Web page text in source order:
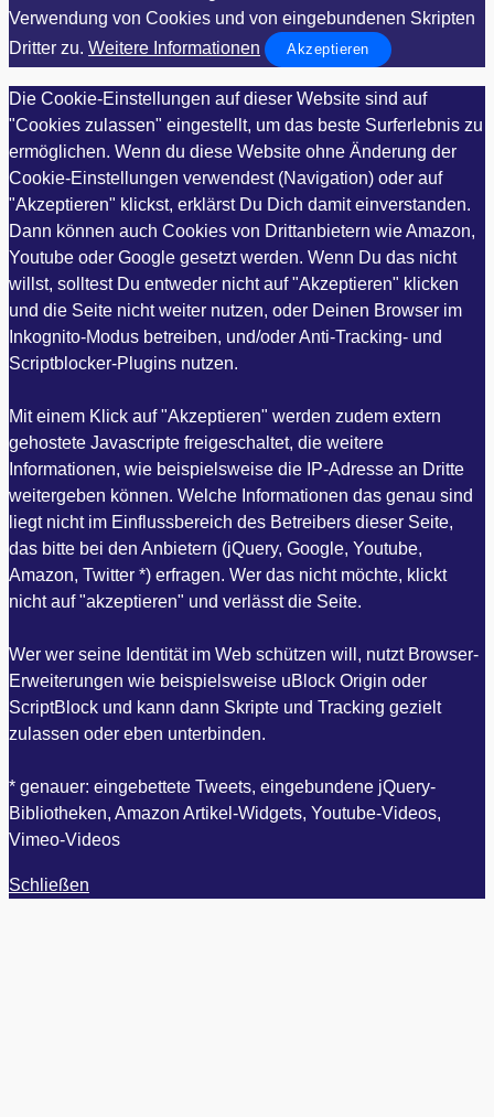
Verwendung von Cookies und von eingebundenen Skripten
Dritter zu. Weitere Informationen Akzeptieren
Die Cookie-Einstellungen auf dieser Website sind auf
"Cookies zulassen" eingestellt, um das beste Surferlebnis zu
ermöglichen. Wenn du diese Website ohne Änderung der
Cookie-Einstellungen verwendest (Navigation) oder auf
"Akzeptieren" klickst, erklärst Du Dich damit einverstanden.
Dann können auch Cookies von Drittanbietern wie Amazon,
Youtube oder Google gesetzt werden. Wenn Du das nicht
willst, solltest Du entweder nicht auf "Akzeptieren" klicken
und die Seite nicht weiter nutzen, oder Deinen Browser im
Inkognito-Modus betreiben, und/oder Anti-Tracking- und
Scriptblocker-Plugins nutzen.
Mit einem Klick auf "Akzeptieren" werden zudem extern
gehostete Javascripte freigeschaltet, die weitere
Informationen, wie beispielsweise die IP-Adresse an Dritte
weitergeben können. Welche Informationen das genau sind
liegt nicht im Einflussbereich des Betreibers dieser Seite,
das bitte bei den Anbietern (jQuery, Google, Youtube,
Amazon, Twitter *) erfragen. Wer das nicht möchte, klickt
nicht auf "akzeptieren" und verlässt die Seite.
Wer wer seine Identität im Web schützen will, nutzt Browser-
Erweiterungen wie beispielsweise uBlock Origin oder
ScriptBlock und kann dann Skripte und Tracking gezielt
zulassen oder eben unterbinden.
* genauer: eingebettete Tweets, eingebundene jQuery-
Bibliotheken, Amazon Artikel-Widgets, Youtube-Videos,
Vimeo-Videos
Schließen